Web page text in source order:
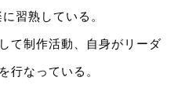
習熟している。
て制作活動、自身がリーダ
行なっている。